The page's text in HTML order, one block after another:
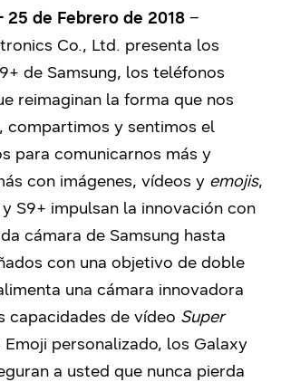
25 de Febrero de 2018 –
Co., Ltd. presenta los
de Samsung, los teléfonos
reimaginan la forma que nos
compartimos y sentimos el
para comunicarnos más y
con imágenes, vídeos y emojis,
S9+ impulsan la innovación con
cámara de Samsung hasta
con una objetivo de doble
una cámara innovadora
capacidades de vídeo Super
Emoji personalizado, los Galaxy
a usted que nunca pierda